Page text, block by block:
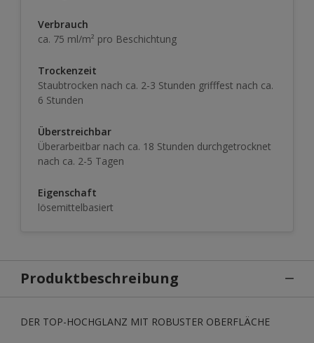
Verbrauch
ca. 75 ml/m² pro Beschichtung
Trockenzeit
Staubtrocken nach ca. 2-3 Stunden grifffest nach ca.
6 Stunden
Überstreichbar
Überarbeitbar nach ca. 18 Stunden durchgetrocknet
nach ca. 2-5 Tagen
Eigenschaft
lösemittelbasiert
Produktbeschreibung
DER TOP-HOCHGLANZ MIT ROBUSTER OBERFLÄCHE